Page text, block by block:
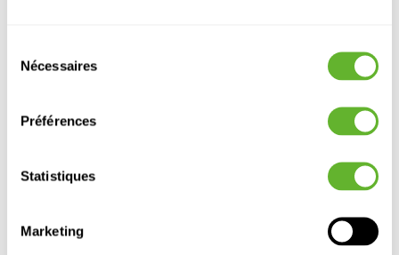
Nécessaires
Préférences
Statistiques
Marketing
Pot:
18/19
Autre produits